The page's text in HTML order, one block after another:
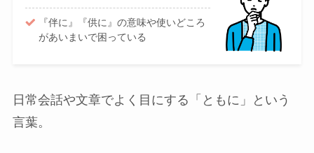
『伴に』『供に』の意味や使いどころ
があいまいで困っている
日常会話や文章でよく目にする「ともに」という
言葉。